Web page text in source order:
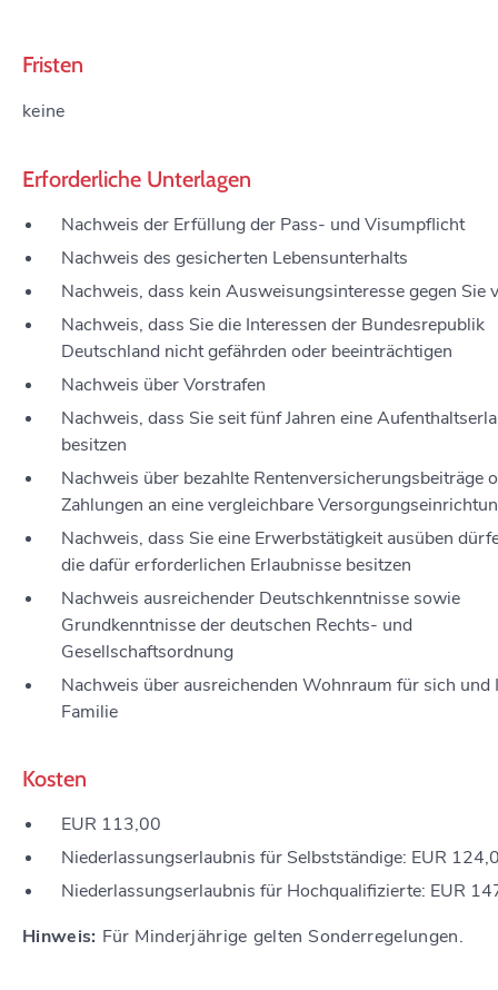
Fristen
keine
Erforderliche Unterlagen
Nachweis der Erfüllung der Pass- und Visumpflicht
Nachweis des gesicherten Lebensunterhalts
Nachweis, dass kein Ausweisungsinteresse gegen Sie
Nachweis, dass Sie die Interessen der Bundesrepublik
Deutschland nicht gefährden oder beeinträchtigen
Nachweis über Vorstrafen
Nachweis, dass Sie seit fünf Jahren eine
besitzen
Nachweis über bezahlte Rentenversicherungsbeiträge
Zahlungen an eine vergleichbare
Nachweis, dass Sie eine Erwerbstätigkeit ausüben
die dafür erforderlichen Erlaubnisse besitzen
Nachweis ausreichender Deutschkenntnisse sowie
Grundkenntnisse der deutschen Rechts- und
Gesellschaftsordnung
Nachweis über ausreichenden Wohnraum für sich und
Familie
Kosten
EUR 113,00
Niederlassungserlaubnis für Selbstständige: EUR
Niederlassungserlaubnis für Hochqualifizierte: EUR
Hinweis: Für Minderjährige gelten Sonderregelungen.